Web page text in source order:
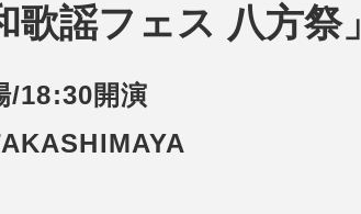
謡フェス 八方祭」
/18:30開演